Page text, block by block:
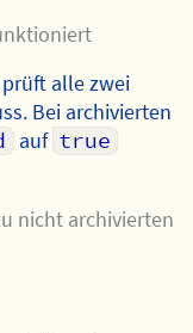
alle zwei
Bei archivierten
auf true
nicht archivierten